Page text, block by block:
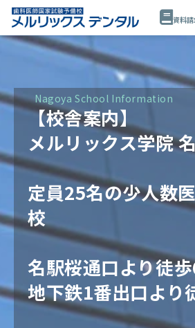
資料請
公開講座・模試・セミナー
年間スケジュール
講師
校舎情報
資料請求
Nagoya School Information
【校舎案内】
メルリックス学院
定員25名の少人数
校
名駅桜通口より徒
地下鉄1番出口より